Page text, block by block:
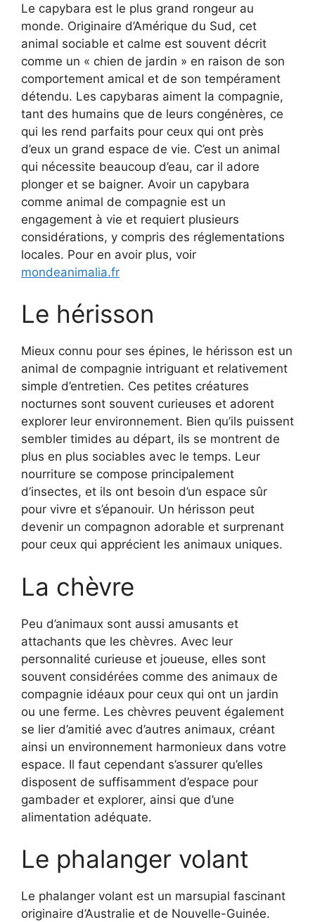
Le capybara est le plus grand rongeur au
monde. Originaire d’Amérique du Sud, cet
animal sociable et calme est souvent décrit
comme un « chien de jardin » en raison de son
comportement amical et de son tempérament
détendu. Les capybaras aiment la compagnie,
tant des humains que de leurs congénères, ce
qui les rend parfaits pour ceux qui ont près
d’eux un grand espace de vie. C’est un animal
qui nécessite beaucoup d’eau, car il adore
plonger et se baigner. Avoir un capybara
comme animal de compagnie est un
engagement à vie et requiert plusieurs
considérations, y compris des réglementations
locales. Pour en avoir plus, voir
mondeanimalia.fr
Le hérisson
Mieux connu pour ses épines, le hérisson est un
animal de compagnie intriguant et relativement
simple d’entretien. Ces petites créatures
nocturnes sont souvent curieuses et adorent
explorer leur environnement. Bien qu’ils puissent
sembler timides au départ, ils se montrent de
plus en plus sociables avec le temps. Leur
nourriture se compose principalement
d’insectes, et ils ont besoin d’un espace sûr
pour vivre et s’épanouir. Un hérisson peut
devenir un compagnon adorable et surprenant
pour ceux qui apprécient les animaux uniques.
La chèvre
Peu d’animaux sont aussi amusants et
attachants que les chèvres. Avec leur
personnalité curieuse et joueuse, elles sont
souvent considérées comme des animaux de
compagnie idéaux pour ceux qui ont un jardin
ou une ferme. Les chèvres peuvent également
se lier d’amitié avec d’autres animaux, créant
ainsi un environnement harmonieux dans votre
espace. Il faut cependant s’assurer qu’elles
disposent de suffisamment d’espace pour
gambader et explorer, ainsi que d’une
alimentation adéquate.
Le phalanger volant
Le phalanger volant est un marsupial fascinant
originaire d’Australie et de Nouvelle-Guinée.